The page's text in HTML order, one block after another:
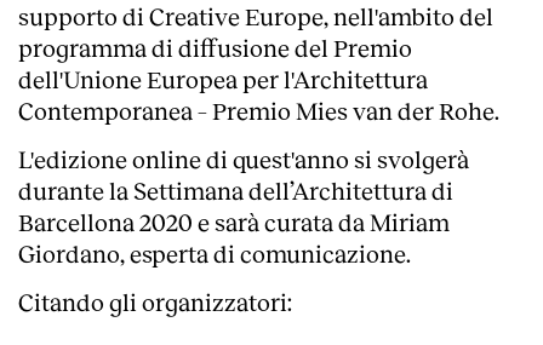
supporto di Creative Europe, nell'ambito del
programma di diffusione del Premio
dell'Unione Europea per l'Architettura
Contemporanea – Premio Mies van der Rohe.
L'edizione online di quest'anno si svolgerà
durante la Settimana dell’Architettura di
Barcellona 2020 e sarà curata da Miriam
Giordano, esperta di comunicazione.
Citando gli organizzatori: